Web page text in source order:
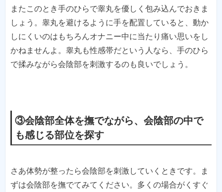
またこのとき手のひらで睾丸を優しく包み込んでおきま
しょう。睾丸を避けるように手を配置していると、動か
しにくいのはもちろんオナニー中に当たり痛い思いをし
かねませんよ。睾丸も性感帯だという人なら、手のひら
で揉みながら会陰部を刺激するのも良いでしょう。
③会陰部全体を撫でながら、会陰部の中で
も感じる部位を探す
さあ体勢が整ったら会陰部を刺激していくときです。ま
ずは会陰部を撫でてみてください。多くの場合がくすぐ